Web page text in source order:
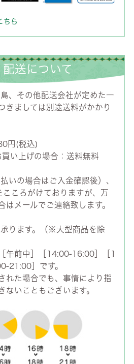
ちら
配送について
、その他配送会社が定めた一
きましては別途送料がかかり
円(税込)
い上げの場合：送料無料
いの場合はご入金確認後）、
ころがけておりますが、万
はメールでご連絡致します。
ります。（※大型商品を除
午前中］［14:00-16:00］［1
21:00］です。
れた場合でも、事情により指
ないこともございます。